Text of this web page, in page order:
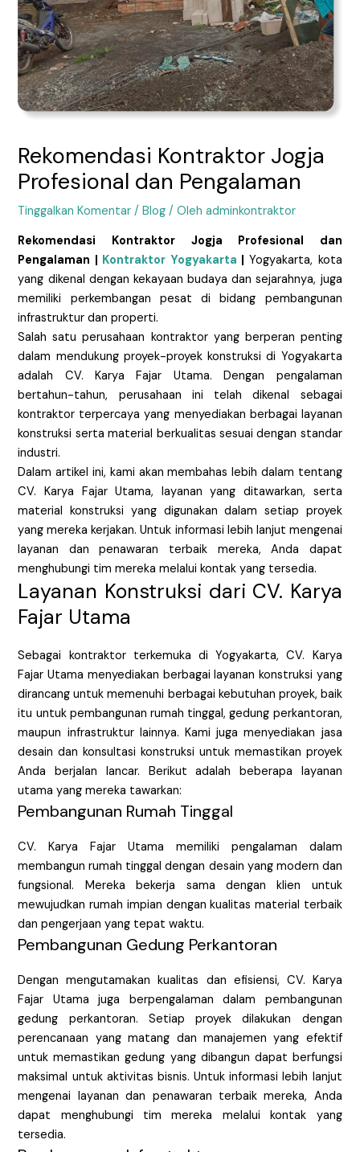
Rekomendasi Kontraktor Jogja
Profesional dan Pengalaman
Tinggalkan Komentar /Blog / Olehadminkontraktor
Rekomendasi Kontraktor Jogja Profesional dan
Pengalaman | Kontraktor Yogyakarta | Yogyakarta, kota
yang dikenal dengan kekayaan budaya dan sejarahnya, juga
memiliki perkembangan pesat di bidang pembangunan
infrastruktur dan properti.
Salah satu perusahaan kontraktor yang berperan penting
dalam mendukung proyek-proyek konstruksi di Yogyakarta
adalah CV. Karya Fajar Utama. Dengan pengalaman
bertahun-tahun, perusahaan ini telah dikenal sebagai
kontraktor terpercaya yang menyediakan berbagai layanan
konstruksi serta material berkualitas sesuai dengan standar
industri.
Dalam artikel ini, kami akan membahas lebih dalam tentang
CV. Karya Fajar Utama, layanan yang ditawarkan, serta
material konstruksi yang digunakan dalam setiap proyek
yang mereka kerjakan. Untuk informasi lebih lanjut mengenai
layanan dan penawaran terbaik mereka, Anda dapat
menghubungi tim mereka melalui kontak yang tersedia.
Layanan Konstruksi dari CV. Karya
Fajar Utama
Sebagai kontraktor terkemuka di Yogyakarta, CV. Karya
Fajar Utama menyediakan berbagai layanan konstruksi yang
dirancang untuk memenuhi berbagai kebutuhan proyek, baik
itu untuk pembangunan rumah tinggal, gedung perkantoran,
maupun infrastruktur lainnya. Kami juga menyediakan jasa
desain dan konsultasi konstruksi untuk memastikan proyek
Anda berjalan lancar. Berikut adalah beberapa layanan
utama yang mereka tawarkan:
Pembangunan Rumah Tinggal
CV. Karya Fajar Utama memiliki pengalaman dalam
membangun rumah tinggal dengan desain yang modern dan
fungsional. Mereka bekerja sama dengan klien untuk
mewujudkan rumah impian dengan kualitas material terbaik
dan pengerjaan yang tepat waktu.
Pembangunan Gedung Perkantoran
Dengan mengutamakan kualitas dan efisiensi, CV. Karya
Fajar Utama juga berpengalaman dalam pembangunan
gedung perkantoran. Setiap proyek dilakukan dengan
perencanaan yang matang dan manajemen yang efektif
untuk memastikan gedung yang dibangun dapat berfungsi
maksimal untuk aktivitas bisnis. Untuk informasi lebih lanjut
mengenai layanan dan penawaran terbaik mereka, Anda
dapat menghubungi tim mereka melalui kontak yang
tersedia.